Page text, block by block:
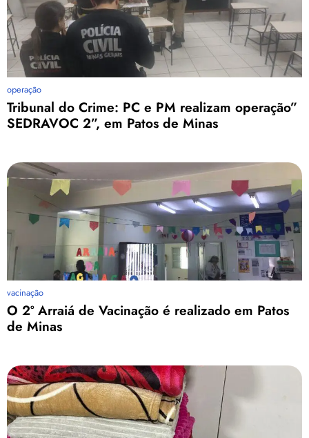
operação
Tribunal do Crime: PC e PM realizam operação”
SEDRAVOC 2”, em Patos de Minas
vacinação
O 2º Arraiá de Vacinação é realizado em Patos
de Minas